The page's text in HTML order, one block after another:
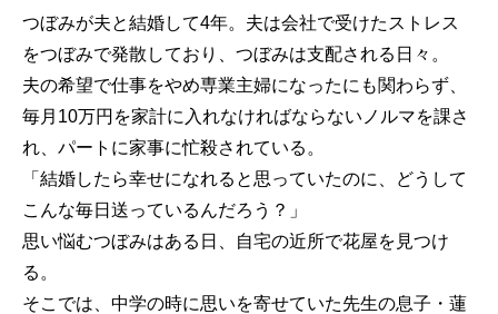
つぼみが夫と結婚して4年。夫は会社で受けたストレス
をつぼみで発散しており、つぼみは支配される日々。
夫の希望で仕事をやめ専業主婦になったにも関わらず、
毎月10万円を家計に入れなければならないノルマを課さ
れ、パートに家事に忙殺されている。
「結婚したら幸せになれると思っていたのに、どうして
こんな毎日送っているんだろう？」
思い悩むつぼみはある日、自宅の近所で花屋を見つけ
る。
そこでは、中学の時に思いを寄せていた先生の息子・蓮